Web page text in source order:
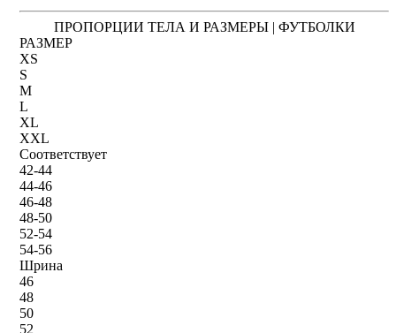
ПРОПОРЦИИ ТЕЛА И РАЗМЕРЫ | ФУТБОЛКИ
РАЗМЕР
XS
S
M
L
XL
XXL
Соответствует
42-44
44-46
46-48
48-50
52-54
54-56
Шрина
46
48
50
52